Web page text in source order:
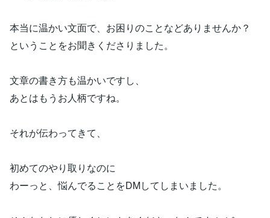
本当に温かい文面で、お困りのことなどありませんか？
ということをお聞きくださりました。
文章の書き方も温かいですし、
あとはもうお人柄ですね。
それが伝わってきて、
初めてのやり取りなのに
わーっと、悩んでることをDMしてしまいました。